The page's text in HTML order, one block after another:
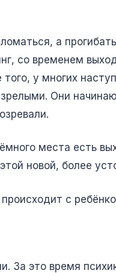
а
со временем
у многих
Они
места есть
новой, более
с
За это время